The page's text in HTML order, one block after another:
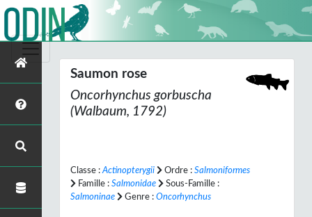
Saumon rose
Oncorhynchus gorbuscha
(Walbaum, 1792)
Classe : Actinopterygii Ordre : Salmoniformes
Famille : Salmonidae
Sous-Famille :
Salmoninae
Genre : Oncorhynchus